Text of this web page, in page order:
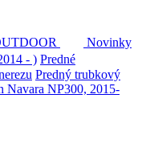
Novinky
- ) Predné
Predný trubkový
Navara NP300, 2015-